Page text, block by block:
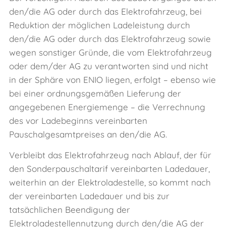
den/die AG oder durch das Elektrofahrzeug, bei
Reduktion der möglichen Ladeleistung durch
den/die AG oder durch das Elektrofahrzeug sowie
wegen sonstiger Gründe, die vom Elektrofahrzeug
oder dem/der AG zu verantworten sind und nicht
in der Sphäre von ENIO liegen, erfolgt – ebenso wie
bei einer ordnungsgemäßen Lieferung der
angegebenen Energiemenge – die Verrechnung
des vor Ladebeginns vereinbarten
Pauschalgesamtpreises an den/die AG.
Verbleibt das Elektrofahrzeug nach Ablauf, der für
den Sonderpauschaltarif vereinbarten Ladedauer,
weiterhin an der Elektroladestelle, so kommt nach
der vereinbarten Ladedauer und bis zur
tatsächlichen Beendigung der
Elektroladestellennutzung durch den/die AG der